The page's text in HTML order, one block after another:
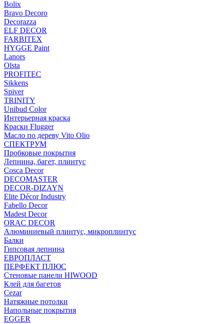
Bolix
Bravo Decoro
Decorazza
ELF DECOR
FARBITEX
HYGGE Paint
Lanors
Olsta
PROFITEC
Sikkens
Spiver
TRINITY
Unibud Color
Интерьерная краска
Краски Flugger
Масло по дереву Vito Olio
СПЕКТРУМ
Пробковые покрытия
Лепнина, багет, плинтус
Cosca Decor
DECOMASTER
DECOR-DIZAYN
Elite Décor Industry
Fabello Decor
Madest Decor
ORAC DECOR
Алюминиевый плинтус, микроплинтус
Балки
Гипсовая лепнина
ЕВРОПЛАСТ
ПЕРФЕКТ ПЛЮС
Стеновые панели HIWOOD
Клей для багетов
Cezar
Натяжные потолки
Напольные покрытия
EGGER